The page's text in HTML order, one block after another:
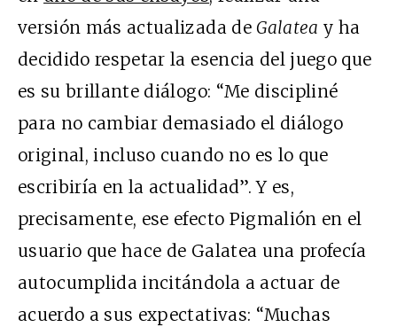
versión más actualizada deGalatea y ha
decidido respetar la esencia del juego que
es su brillante diálogo: “Me discipliné
para no cambiar demasiado el diálogo
original, incluso cuando no es lo que
escribiría en la actualidad”. Y es,
precisamente, ese efecto Pigmalión en el
usuario que hace de Galatea una profecía
autocumplida incitándola a actuar de
acuerdo a sus expectativas: “Muchas